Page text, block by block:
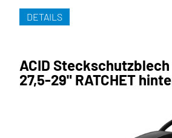
DETAILS
ACID Steckschutzblech
27,5-29" RATCHET